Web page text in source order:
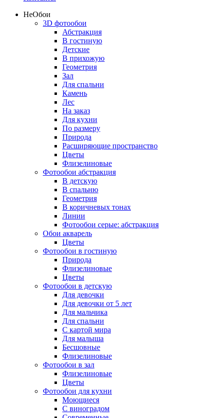
НеОбои
3D фотообои
Абстракция
В гостиную
Детские
В прихожую
Геометрия
Зал
Для спальни
Камень
Лес
На заказ
Для кухни
По размеру
Природа
Расширяющие пространство
Цветы
Флизелиновые
Фотообои абстракция
В детскую
В спальню
Геометрия
В коричневых тонах
Линии
Фотообои серые: абстракция
Обои акварель
Цветы
Фотообои в гостиную
Природа
Флизелиновые
Цветы
Фотообои в детскую
Для девочки
Для девочки от 5 лет
Для мальчика
Для спальни
С картой мира
Для малыша
Бесшовные
Флизелиновые
Фотообои в зал
Флизелиновые
Цветы
Фотообои для кухни
Моющиеся
С виноградом